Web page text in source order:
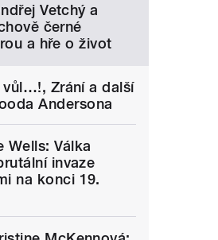
Vetchý a
černé
a hře o život
vůl…!, Zrání a další
Andersona
Wells: Válka
invaze
na konci 19.